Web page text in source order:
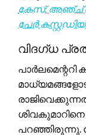
കേസ്: അഞ്ച്
പേർ
വിദഗ്ധ
പാർലമെന്ററി
പറഞ്ഞിരുന്നു.